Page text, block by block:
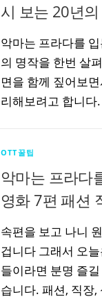
시 보는 20년
악마는 프라다를
의 명작을 한번 살
면을 함께 짚어보
리해보려고 합니
OTT꿀팁
악마는 프라다
영화 7편 패션
속편을 보고 나니
겁니다 그래서 오
들이라면 분명 즐
습니다. 패션, 직장